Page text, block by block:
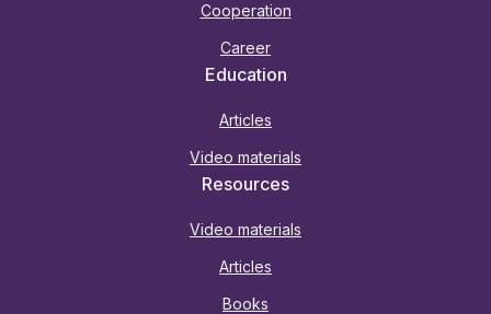
Cooperation
Career
Education
Articles
Video materials
Resources
Video materials
Articles
Books